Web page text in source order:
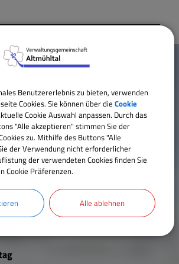
Berolzheim
Meinheim
Benutzererlebnis zu bieten, verwenden
Cookies. Sie können über die Cookie
Cookie Auswahl anpassen. Durch das
"Alle akzeptieren" stimmen Sie der
zu. Mithilfe des Buttons "Alle
der Verwendung nicht erforderlicher
der verwendeten Cookies finden Sie
Cookie Präferenzen.
Alle ablehnen